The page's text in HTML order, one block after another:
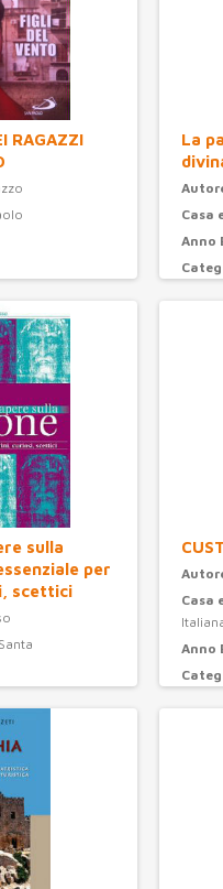
RAGAZZI
La
Casa
Anno
sulla
per
scettici
Casa
Anno